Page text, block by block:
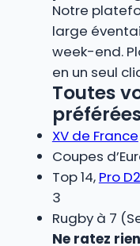
Notre
large
week-end.
en un seul
Toutes
XV de France
Coupes
Top 14, Pro D2
3
Rugby à 7
Ne ratez